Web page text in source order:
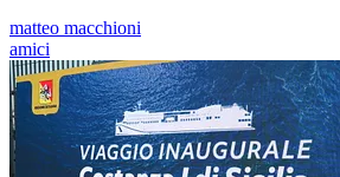
matteo macchioni
amici